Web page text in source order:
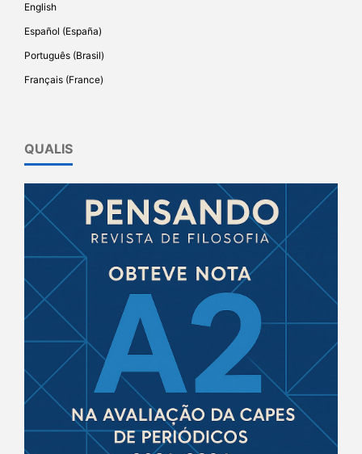
English
Español (España)
Português (Brasil)
Français (France)
QUALIS